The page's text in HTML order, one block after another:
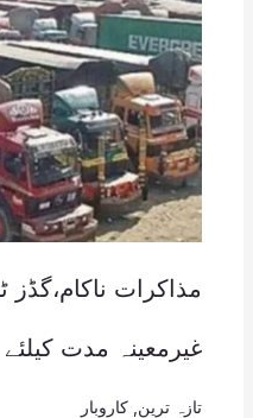
مذاکرات ناکام،گڈز
غیرمعینہ مدت
تازہ ترین کاروبار